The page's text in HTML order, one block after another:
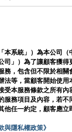
本系統」）為本公司（
司」）為了讓顧客獲得
務，包含但不限於相關
法等，當顧客開始使用
受本服務條款之所有內
服務項目及內容，若不
他任一約定，顧客應立
與隱私權政策》